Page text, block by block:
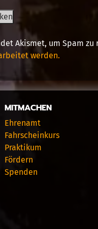
Akismet, um Spam zu
werden.
MITMACHEN
Ehrenamt
Fahrscheinkurs
Praktikum
Fördern
Spenden